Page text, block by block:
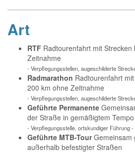
Art
RTF Radtourenfahrt mit
Zeitnahme
- Verpflegungsstellen, augeschilderte
Radmarathon Radtourenfahrt
200 km ohne Zeitnahme
- Verpflegungsstellen, augeschilderte
Geführte Permanente
der Straße in gemäßigtem Tempo
- Verpflegungsstelle, ortskundiger Führung -
Geführte MTB-TourGemeinsam
außerhalb befestigter Straßen